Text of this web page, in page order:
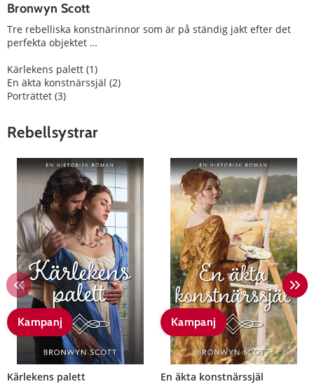
Bronwyn Scott
Tre rebelliska konstnärinnor som är på ständig jakt efter det
perfekta objektet …
Kärlekens palett (1)
En äkta konstnärssjäl (2)
Porträttet (3)
Rebellsystrar
Kampanj
Kärlekens palett
Kampanj
En äkta konstnärssjäl